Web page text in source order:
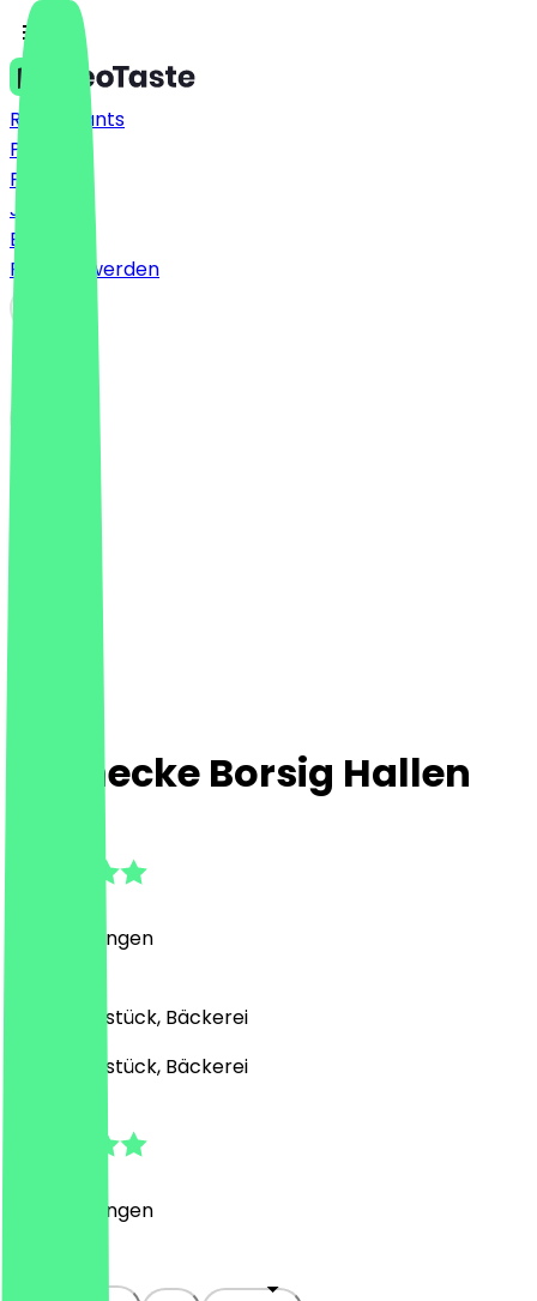
Restaurants
Preise
FAQ
Jobs
Blog
Partner werden
Steinecke Borsig Hallen
Bewertungen
Café, Frühstück, Bäckerei
Café, Frühstück, Bäckerei
Bewertungen